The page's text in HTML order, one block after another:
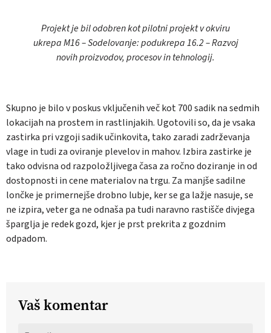
Projekt je bil odobren kot pilotni projekt v okviru
ukrepa M16 – Sodelovanje: podukrepa 16.2 – Razvoj
novih proizvodov, procesov in tehnologij.
Skupno je bilo v poskus vključenih več kot 700 sadik na sedmih
lokacijah na prostem in rastlinjakih. Ugotovili so, da je vsaka
zastirka pri vzgoji sadik učinkovita, tako zaradi zadrževanja
vlage in tudi za oviranje plevelov in mahov. Izbira zastirke je
tako odvisna od razpoložljivega časa za ročno doziranje in od
dostopnosti in cene materialov na trgu. Za manjše sadilne
lončke je primernejše drobno lubje, ker se ga lažje nasuje, se
ne izpira, veter ga ne odnaša pa tudi naravno rastišče divjega
šparglja je redek gozd, kjer je prst prekrita z gozdnim
odpadom.
Vaš komentar